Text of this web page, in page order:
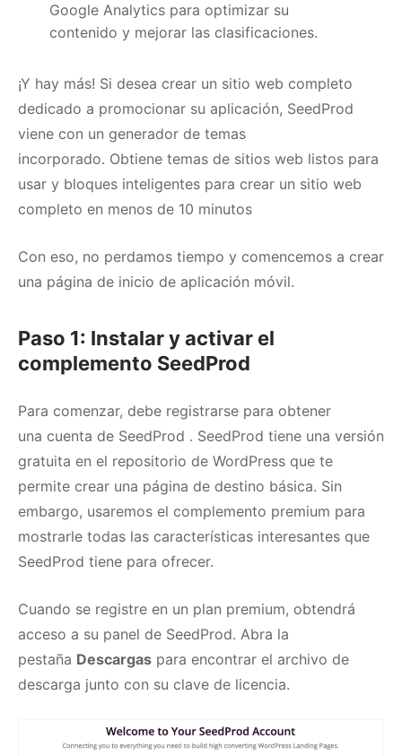
Google Analytics para optimizar su
contenido y mejorar las clasificaciones.
¡Y hay más! Si desea crear un sitio web completo
dedicado a promocionar su aplicación, SeedProd
viene con un generador de temas
incorporado. Obtiene temas de sitios web listos para
usar y bloques inteligentes para crear un sitio web
completo en menos de 10 minutos
Con eso, no perdamos tiempo y comencemos a crear
una página de inicio de aplicación móvil.
Paso 1: Instalar y activar el
complemento SeedProd
Para comenzar, debe registrarse para obtener
una cuenta de SeedProd . SeedProd tiene una versión
gratuita en el repositorio de WordPress que te
permite crear una página de destino básica. Sin
embargo, usaremos el complemento premium para
mostrarle todas las características interesantes que
SeedProd tiene para ofrecer.
Cuando se registre en un plan premium, obtendrá
acceso a su panel de SeedProd. Abra la
pestaña Descargas para encontrar el archivo de
descarga junto con su clave de licencia.